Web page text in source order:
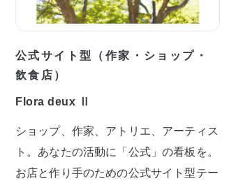
公式サイト型（作家・ショップ・
飲食店）
Flora deux Ⅱ
ショップ、作家、アトリエ、アーティス
ト。あなたの活動に「公式」の看板を。
お店と作り手のための公式サイト型テー